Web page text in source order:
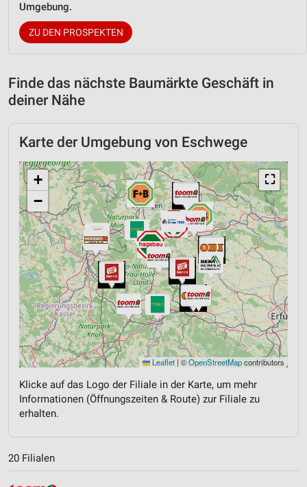
Umgebung.
ZU DEN PROSPEKTEN
Finde das nächste Baumärkte Geschäft in
deiner Nähe
Karte der Umgebung von Eschwege
⛶
+
−
Leaflet | ©OpenStreetMapcontributors
Klicke auf das Logo der Filiale in der Karte, um mehr
Informationen (Öffnungszeiten & Route) zur Filiale zu
erhalten.
20 Filialen